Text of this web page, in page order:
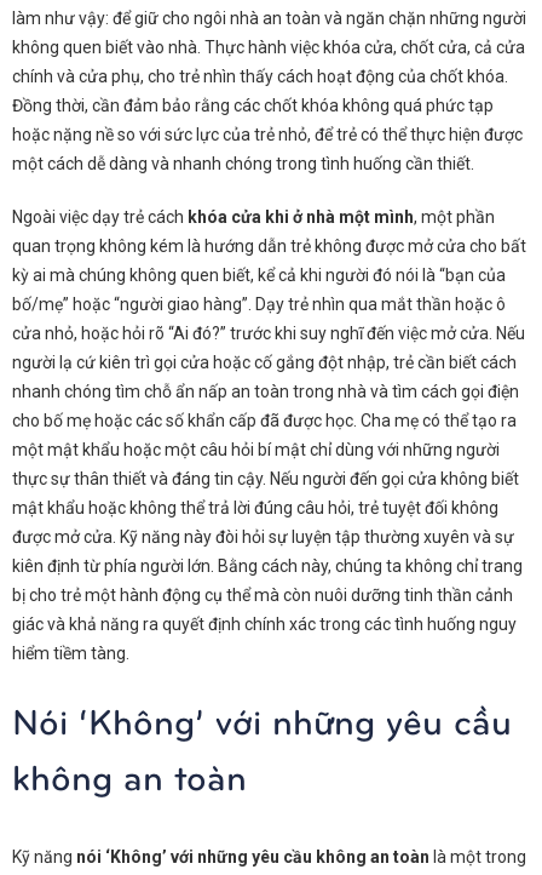
làm như vậy: để giữ cho ngôi nhà an toàn và ngăn chặn những người
không quen biết vào nhà. Thực hành việc khóa cửa, chốt cửa, cả cửa
chính và cửa phụ, cho trẻ nhìn thấy cách hoạt động của chốt khóa.
Đồng thời, cần đảm bảo rằng các chốt khóa không quá phức tạp
hoặc nặng nề so với sức lực của trẻ nhỏ, để trẻ có thể thực hiện được
một cách dễ dàng và nhanh chóng trong tình huống cần thiết.
Ngoài việc dạy trẻ cách khóa cửa khi ở nhà một mình, một phần
quan trọng không kém là hướng dẫn trẻ không được mở cửa cho bất
kỳ ai mà chúng không quen biết, kể cả khi người đó nói là “bạn của
bố/mẹ” hoặc “người giao hàng”. Dạy trẻ nhìn qua mắt thần hoặc ô
cửa nhỏ, hoặc hỏi rõ “Ai đó?” trước khi suy nghĩ đến việc mở cửa. Nếu
người lạ cứ kiên trì gọi cửa hoặc cố gắng đột nhập, trẻ cần biết cách
nhanh chóng tìm chỗ ẩn nấp an toàn trong nhà và tìm cách gọi điện
cho bố mẹ hoặc các số khẩn cấp đã được học. Cha mẹ có thể tạo ra
một mật khẩu hoặc một câu hỏi bí mật chỉ dùng với những người
thực sự thân thiết và đáng tin cậy. Nếu người đến gọi cửa không biết
mật khẩu hoặc không thể trả lời đúng câu hỏi, trẻ tuyệt đối không
được mở cửa. Kỹ năng này đòi hỏi sự luyện tập thường xuyên và sự
kiên định từ phía người lớn. Bằng cách này, chúng ta không chỉ trang
bị cho trẻ một hành động cụ thể mà còn nuôi dưỡng tinh thần cảnh
giác và khả năng ra quyết định chính xác trong các tình huống nguy
hiểm tiềm tàng.
Nói ‘Không’ với những yêu cầu
không an toàn
Kỹ năng nói ‘Không’ với những yêu cầu không an toàn là một trong